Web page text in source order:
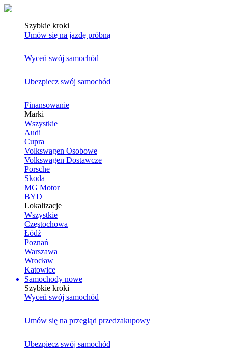
Szybkie kroki
Umów się na jazdę próbną
Wyceń swój samochód
Ubezpiecz swój samochód
Finansowanie
Marki
Wszystkie
Audi
Cupra
Volkswagen Osobowe
Volkswagen Dostawcze
Porsche
Skoda
MG Motor
BYD
Lokalizacje
Wszystkie
Częstochowa
Łódź
Poznań
Warszawa
Wrocław
Katowice
Samochody nowe
Szybkie kroki
Wyceń swój samochód
Umów się na przegląd przedzakupowy
Ubezpiecz swój samochód